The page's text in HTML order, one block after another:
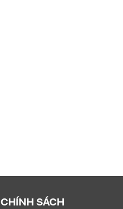
CHÍNH SÁCH